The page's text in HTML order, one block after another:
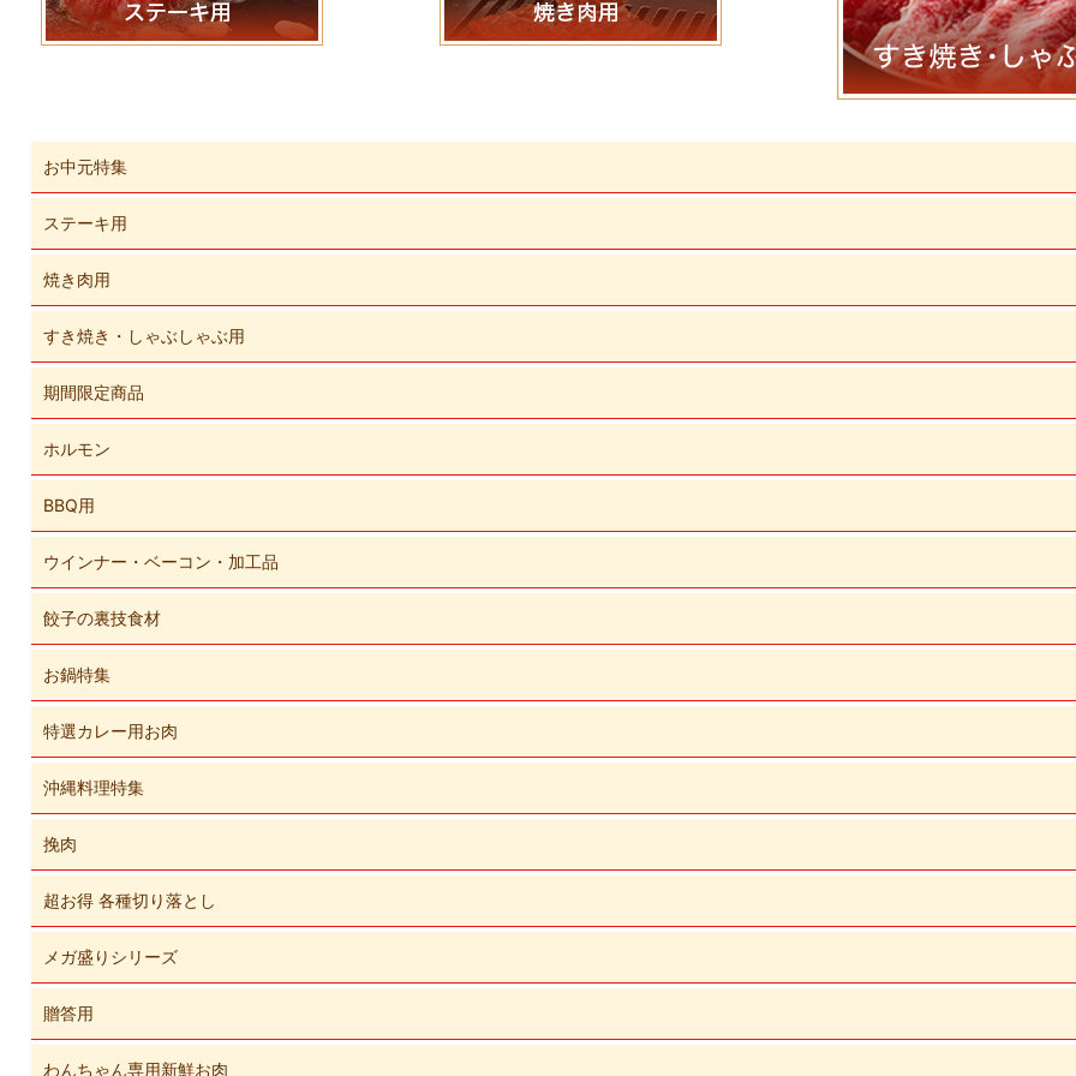
お中元特集
ステーキ用
焼き肉用
すき焼き・しゃぶしゃぶ用
期間限定商品
ホルモン
BBQ用
ウインナー・ベーコン・加工品
餃子の裏技食材
お鍋特集
特選カレー用お肉
沖縄料理特集
挽肉
超お得 各種切り落とし
メガ盛りシリーズ
贈答用
わんちゃん専用新鮮お肉